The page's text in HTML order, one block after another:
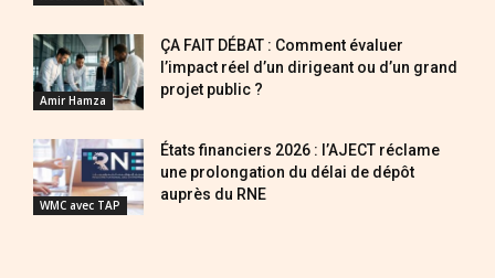
Amir Hamza
ÇA FAIT DÉBAT : Comment évaluer
l’impact réel d’un dirigeant ou d’un grand
projet public ?
WMC avec TAP
États financiers 2026 : l’AJECT réclame
une prolongation du délai de dépôt
auprès du RNE